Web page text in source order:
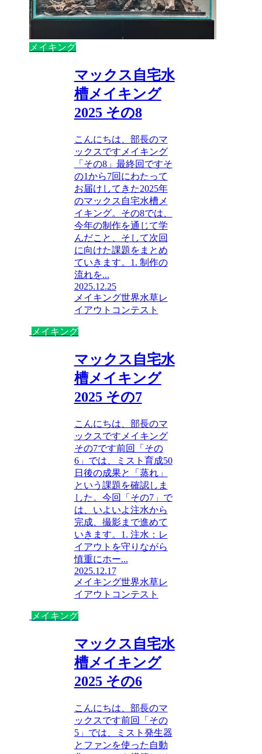
メイキング
マックス自宅水
槽メイキング
2025 その8
こんにちは、部長のマ
ックスですメイキング
「その8」最終回ですそ
の1から7回にわたって
お届けしてきた2025年
のマックス自宅水槽メ
イキング。その8では、
今年の制作を通じて学
んだこと、そして次回
に向けた課題をまとめ
ていきます。1. 制作の
流れを...
2025.12.25
メイキング世界水草レ
イアウトコンテスト
メイキング
マックス自宅水
槽メイキング
2025 その7
こんにちは、部長のマ
ックスですメイキング
その7です前回「その
6」では、ミスト育成50
日後の成果と「蒸れ」
という課題を確認しま
した。今回「その7」で
は、いよいよ注水から
完成、撮影まで進めて
いきます。1. 注水：レ
イアウトを守りながら
慎重にホー...
2025.12.17
メイキング世界水草レ
イアウトコンテスト
メイキング
マックス自宅水
槽メイキング
2025 その6
こんにちは、部長のマ
ックスです前回「その
5」では、ミスト発生器
とファンを使った自動